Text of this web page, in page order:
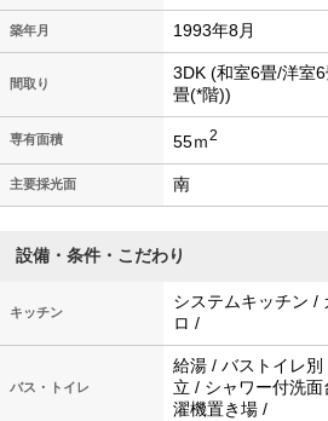
築年月 1993年8月
間取り
3DK (和室6畳/洋室
畳(*階))
専有面積 55ｍ2
主要採光面 南
設備・条件・こだわり
キッチン
システムキッチン /
ロ /
バス・トイレ
給湯 / バストイレ
立 / シャワー付洗
濯機置き場 /